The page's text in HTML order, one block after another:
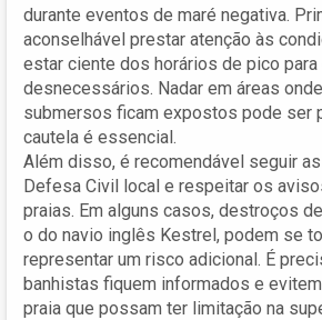
durante eventos de maré negativa.
aconselhável prestar atenção às
estar ciente dos horários de pico
desnecessários. Nadar em áreas
submersos ficam expostos pode ser
cautela é essencial.
Além disso, é recomendável seguir
Defesa Civil local e respeitar os
praias. Em alguns casos, destroços
o do navio inglês Kestrel, podem se
representar um risco adicional. É
banhistas fiquem informados e
praia que possam ter limitação na